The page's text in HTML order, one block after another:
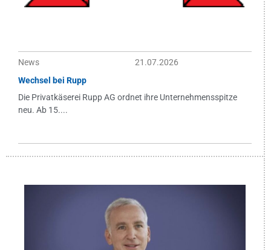
News
21.07.2026
Wechsel bei Rupp
Die Privatkäserei Rupp AG ordnet ihre Unternehmensspitze
neu. Ab 15....